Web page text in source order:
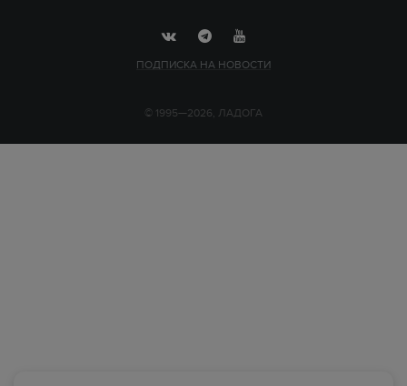
ПОДПИСКА НА НОВОСТИ
© 1995—2026, ЛАДОГА